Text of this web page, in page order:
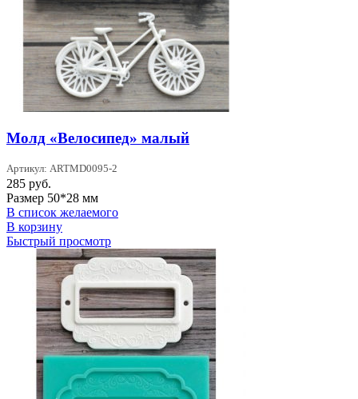
Молд «Велосипед» малый
Артикул: ARTMD0095-2
285 руб.
Размер 50*28 мм
В список желаемого
В корзину
Быстрый просмотр